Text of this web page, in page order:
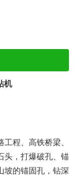
机
程、高铁桥梁、
头，打爆破孔、锚
坡的锚固孔，钻深